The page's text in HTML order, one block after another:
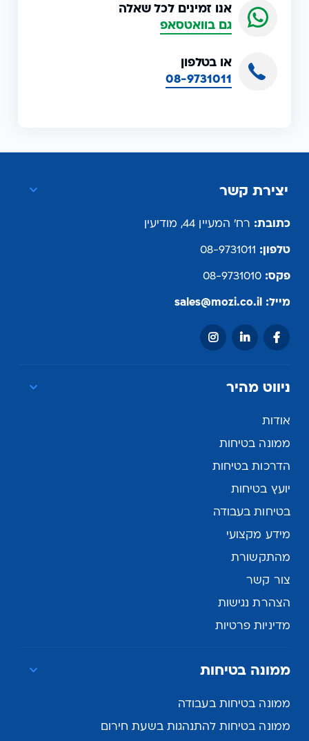
אנו זמינים לכל שאלה
גם בוואטסאפ
או בטלפון
08-9731011
יצירת קשר
כתובת: רח' המעיין 44, מודיעין
טלפון: 08-9731011
פקס: 08-9731010
מייל: sales@mozi.co.il
ניווט מהיר
אודות
ממונה בטיחות
הדרכות בטיחות
יועץ בטיחות
בטיחות בעבודה
מידע מקצועי
מהתקשורת
צור קשר
הצהרת נגישות
מדיניות פרטיות
ממונה בטיחות
ממונה בטיחות בעבודה
ממונה בטיחות להתנהגות בשעת חירום